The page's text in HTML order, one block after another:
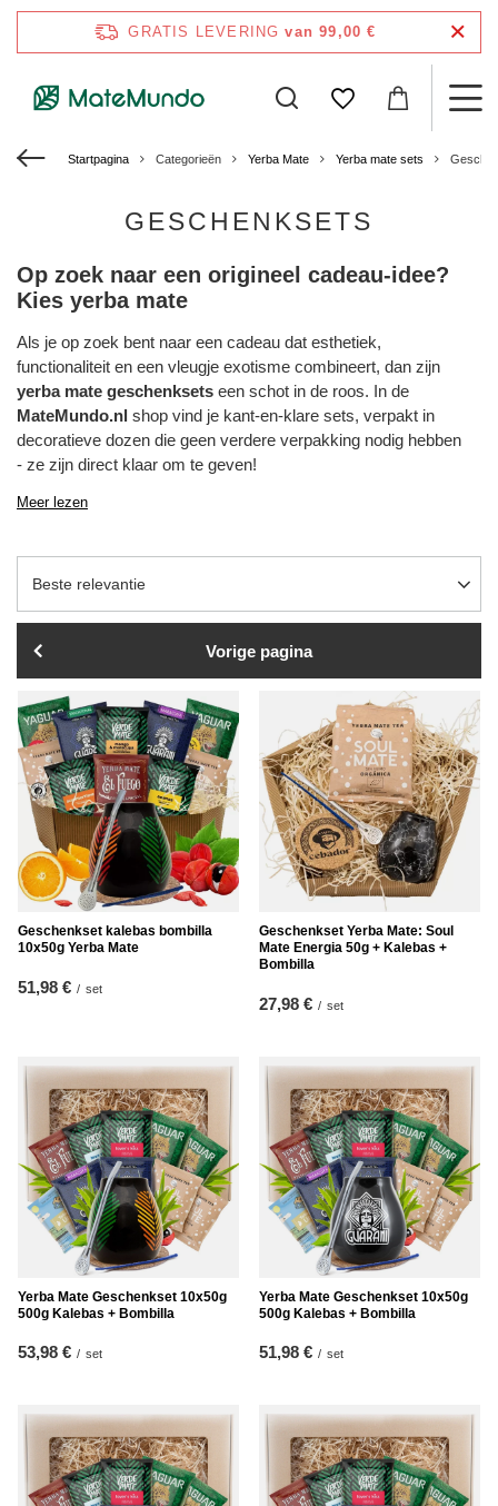
GRATIS LEVERING van 99,00 €
Startpagina Categorieën Yerba Mate Yerba mate sets
GESCHENKSETS
Op zoek naar een origineel cadeau-idee?
Kies yerba mate
Als je op zoek bent naar een cadeau dat esthetiek,
functionaliteit en een vleugje exotisme combineert, dan zijn
yerba mate geschenksets een schot in de roos. In de
MateMundo.nl shop vind je kant-en-klare sets, verpakt in
decoratieve dozen die geen verdere verpakking nodig hebben
- ze zijn direct klaar om te geven!
Meer lezen
Sortering wijzigen
Beste relevantie
Vorige pagina
Geschenkset kalebas bombilla
10x50g Yerba Mate
51,98 € / set
Geschenkset Yerba Mate: Soul
Mate Energia 50g + Kalebas +
Bombilla
27,98 € / set
Yerba Mate Geschenkset 10x50g
500g Kalebas + Bombilla
53,98 € / set
Yerba Mate Geschenkset 10x50g
500g Kalebas + Bombilla
51,98 € / set